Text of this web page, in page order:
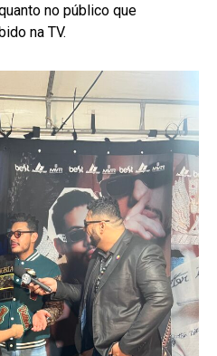
no público que
na TV.